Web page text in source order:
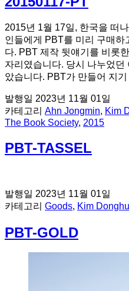
2015년 1월 17일, 한국을 떠
인들에게 PBT를 미리 구매하
다. PBT 제작 뒷얘기를 비롯
자리였습니다. 당시 나누었던
았습니다. PBT가 만들어 지기
발행일 2023년 11월 01일
카테고리 Ahn Jongmin, Kim
The Book Society, 2015
PBT-TASSEL
발행일 2023년 11월 01일
카테고리 Goods, Kim
PBT-GOLD